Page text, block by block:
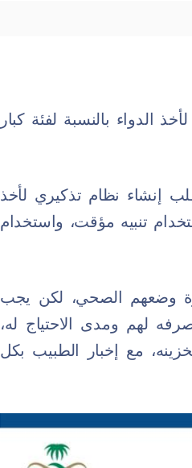
لأخذ الدواء بالنسبة لفئة كبار
إنشاء نظام تذكيري لأخذ
تنبيه مؤقت، واستخدام
وضعهم الصحي، لكن يجب
لهم ومدى الاحتياج له،
مع إخبار الطبيب بكل